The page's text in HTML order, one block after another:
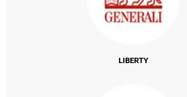
LIBERTY